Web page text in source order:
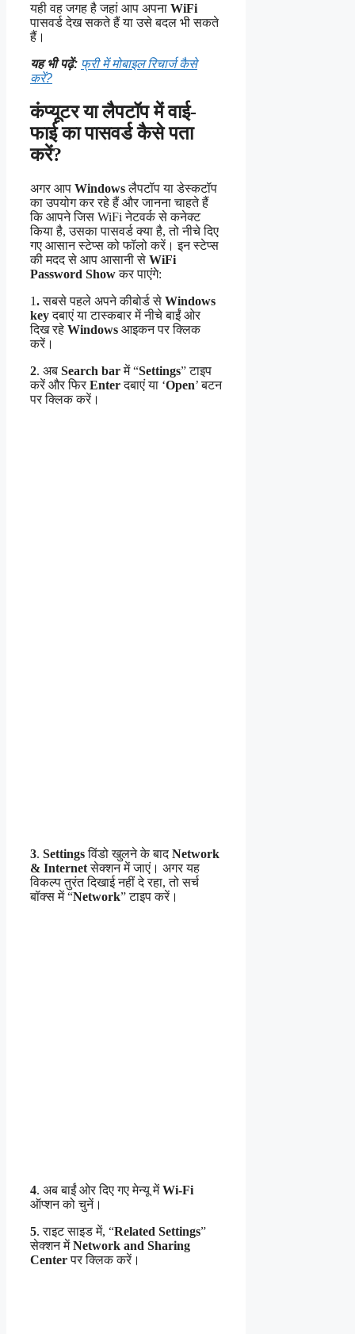
यही वह जगह है जहां आप अपना WiFi
पासवर्ड देख सकते हैं या उसे बदल भी सकते
हैं।
यह भी पढ़ें: फ्री में मोबाइल रिचार्ज कैसे
करें?
कंप्यूटर या लैपटॉप में वाई-
फाई का पासवर्ड कैसे पता
करें?
अगर आप Windowsलैपटॉप या डेस्कटॉप
का उपयोग कर रहे हैं और जानना चाहते हैं
कि आपने जिस WiFi नेटवर्क से कनेक्ट
किया है, उसका पासवर्ड क्या है, तो नीचे दिए
गए आसान स्टेप्स को फॉलो करें। इन स्टेप्स
की मदद से आप आसानी से WiFi
Password Showकर पाएंगे:
1.सबसे पहले अपने कीबोर्ड से Windows
keyदबाएं या टास्कबार में नीचे बाईं ओर
दिख रहे Windows आइकन पर क्लिक
करें।
2. अब Search barमें “Settings” टाइप
करें और फिर Enterदबाएं या ‘Open’ बटन
पर क्लिक करें।
3. Settingsविंडो खुलने के बादNetwork
& Internetसेक्शन में जाएं। अगर यह
विकल्प तुरंत दिखाई नहीं दे रहा, तो सर्च
बॉक्स में “Network” टाइप करें।
4. अब बाईं ओर दिए गए मेन्यू मेंWi-Fi
ऑप्शन को चुनें।
5. राइट साइड में, “Related Settings”
सेक्शन मेंNetwork and Sharing
Centerपर क्लिक करें।